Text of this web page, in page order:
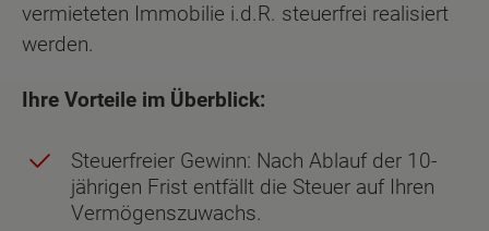
vermieteten Immobilie i.d.R. steuerfrei realisiert
werden.
Ihre Vorteile im Überblick:
Steuerfreier Gewinn: Nach Ablauf der 10-
jährigen Frist entfällt die Steuer auf Ihren
Vermögenszuwachs.